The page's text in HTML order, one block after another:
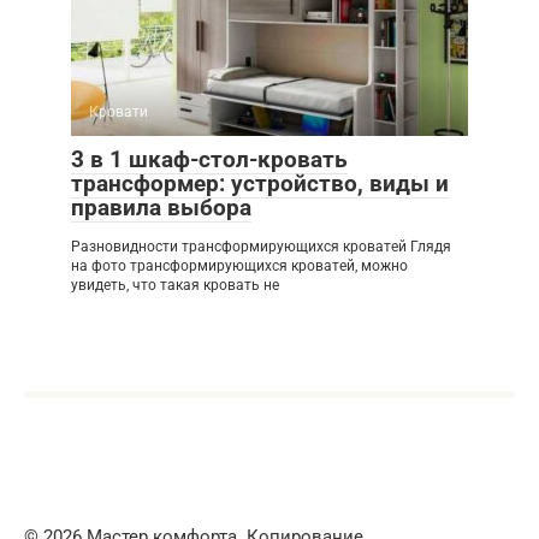
Кровати
3 в 1 шкаф-стол-кровать
трансформер: устройство, виды и
правила выбора
Разновидности трансформирующихся кроватей Глядя
на фото трансформирующихся кроватей, можно
увидеть, что такая кровать не